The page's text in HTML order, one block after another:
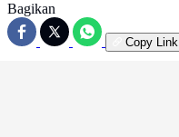
Bagikan
Copy Link